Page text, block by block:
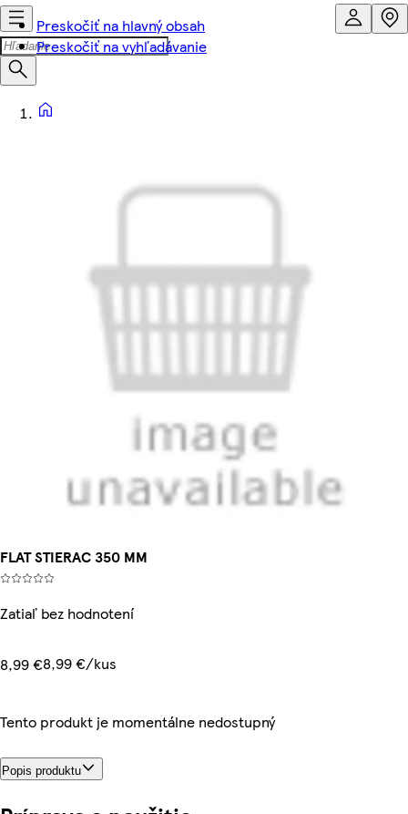
Preskočiť na hlavný obsah
Preskočiť na vyhľadávanie
FLAT STIERAC 350 MM
Zatiaľ bez hodnotení
8,99 €8,99 €/kus
Tento produkt je momentálne nedostupný
Popis produktu